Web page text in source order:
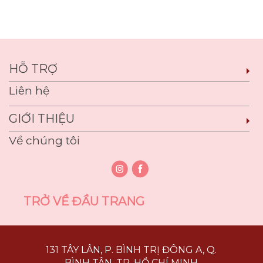
HỖ TRỢ
Liên hệ
GIỚI THIỆU
Về chúng tôi
TRỞ VỀ ĐẦU TRANG
131 TÂY LÂN, P. BÌNH TRỊ ĐÔNG A, Q.